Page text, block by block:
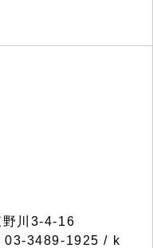
川3-4-16
03-3489-1925 / k